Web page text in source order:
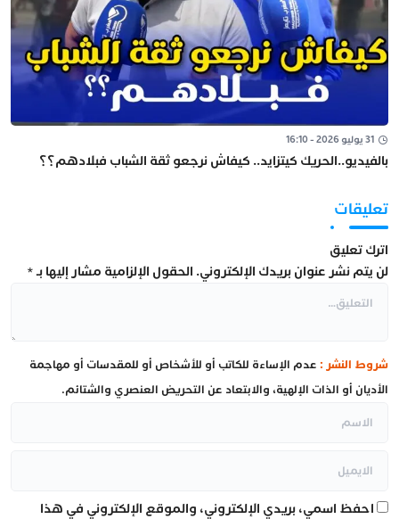
31 يوليو 2026 - 16:10
بالفيديو..الحريك كيتزايد.. كيفاش نرجعو ثقة الشباب فبلادهم؟؟
تعليقات
اترك تعليق
لن يتم نشر عنوان بريدك الإلكتروني. الحقول الإلزامية مشار إليها بـ*
شروط النشر : عدم الإساءة للكاتب أو للأشخاص أو للمقدسات أو مهاجمة
الأديان أو الذات الإلهية، والابتعاد عن التحريض العنصري والشتائم.
احفظ اسمي، بريدي الإلكتروني، والموقع الإلكتروني في هذا